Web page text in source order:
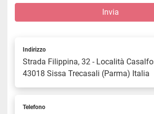
Invia
Indirizzo
Strada Filippina, 32 - Località
43018 Sissa Trecasali (Parma) Italia
Telefono